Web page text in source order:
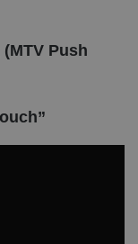
(MTV Push